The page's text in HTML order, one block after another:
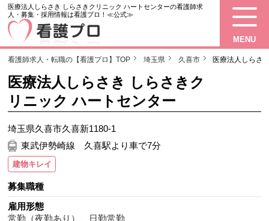
医療法人しらさき しらさきクリニック ハートセンターの看護師求
人・募集・採用情報は看護プロ！≪公式≫
MENU
看護師求人・転職の【看護プロ】TOP 埼玉県 久喜市 医療法人しらさ
医療法人しらさき しらさきク
リニック ハートセンター
埼玉県久喜市久喜新1180-1
東武伊勢崎線 久喜駅より車で7分
建物キレイ
募集職種
雇用形態
常勤（夜勤あり）
日勤常勤